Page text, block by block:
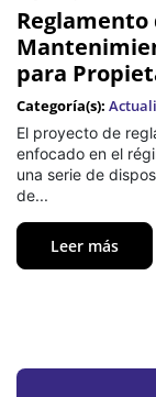
Reglamento
para
Categoría(s):
El proyecto de
enfocado en el
una serie de
de...
Leer más